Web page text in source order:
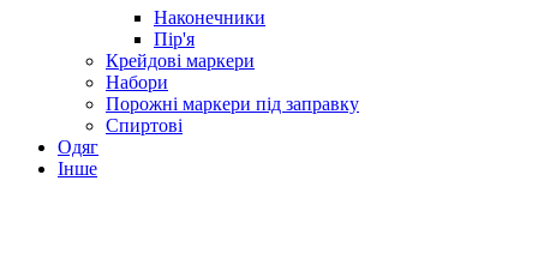
Наконечники
Пір'я
Крейдові маркери
Набори
Порожні маркери під заправку
Спиртові
Одяг
Інше